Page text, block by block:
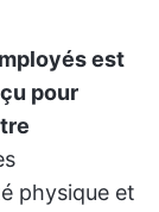
est
pour
physique et